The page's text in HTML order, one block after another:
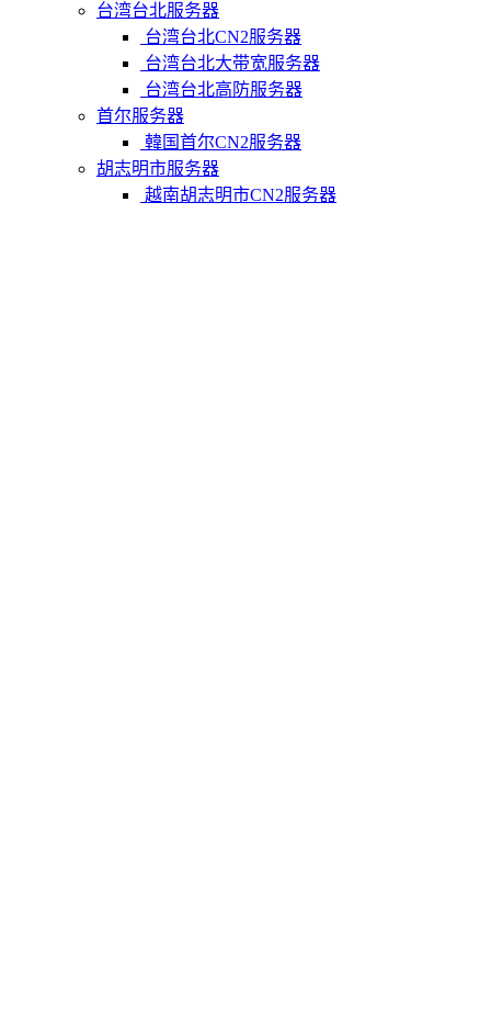
台湾台北服务器
台湾台北CN2服务器
台湾台北大带宽服务器
台湾台北高防服务器
首尔服务器
韓国首尔CN2服务器
胡志明市服务器
越南胡志明市CN2服务器